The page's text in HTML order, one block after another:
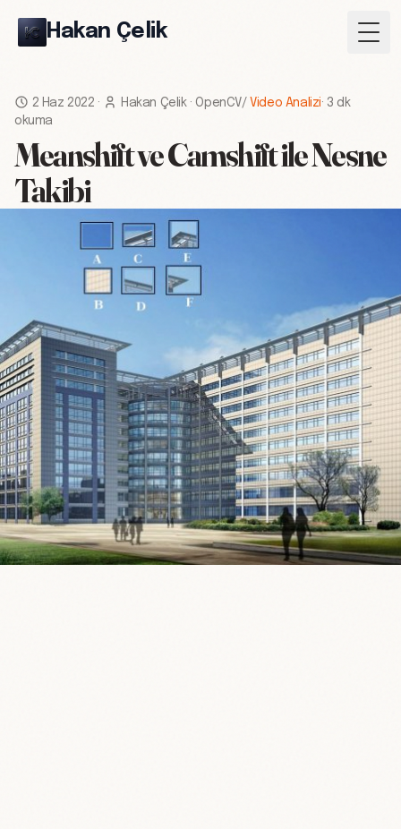
Hakan Çelik
2 Haz 2022 · Hakan Çelik· OpenCV/ Video Analizi· 3 dk
okuma
Meanshift ve Camshift ile Nesne
Takibi